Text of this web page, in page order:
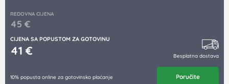
REDOVNA CIJENA
45 €
CIJENA SA POPUSTOM ZA GOTOVINU
41 € Besplatna dostava
10% popusta online za gotovinsko plaćanje Poručite